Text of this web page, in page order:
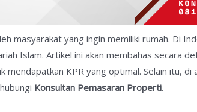
masyarakat yang ingin memiliki rumah. Di
Islam. Artikel ini akan membahas secara
KPR yang optimal. Selain itu, di
Konsultan Pemasaran Properti.